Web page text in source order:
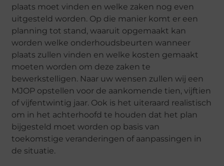
plaats moet vinden en welke zaken nog even
uitgesteld worden. Op die manier komt er een
planning tot stand, waaruit opgemaakt kan
worden welke onderhoudsbeurten wanneer
plaats zullen vinden en welke kosten gemaakt
moeten worden om deze zaken te
bewerkstelligen. Naar uw wensen zullen wij een
MJOP opstellen voor de aankomende tien, vijftien
of vijfentwintig jaar. Ook is het uiteraard realistisch
om in het achterhoofd te houden dat het plan
bijgesteld moet worden op basis van
toekomstige veranderingen of aanpassingen in
de situatie.